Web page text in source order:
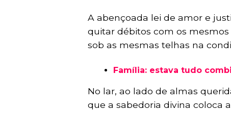
A abençoada lei de amor e
quitar débitos com os
sob as mesmas telhas na
Família: estava tudo
No lar, ao lado de almas
que a sabedoria divina coloca